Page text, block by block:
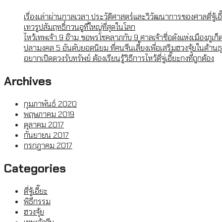
เรื่องเล่าผ่านกาลเวลา ประวัติศาสตร์และวิวัฒนาการของศาลตี่จู้เ
เทวรูปสัมฤทธิ์กวนอูที่ใหญ่ที่สุดในโลก
ไหว้เทพเจ้า 9 อ๊าม ขอพรโชคลาภกับ 9 ศาลเจ้าชื่อดังแห่งเมืองภูเก็ต
ปลามงคล 5 อันดับยอดนิยม ที่คนจีนเลี้ยงเพื่อเสริมฮวงจุ้ยในด้าน
อยากเปิดดวงรับทรัพย์ ต้องเรียนรู้วิธีการไหว้ตี่จู่เอี๊ยะกงที่ถูกต้อง
Archives
กุมภาพันธ์ 2020
พฤษภาคม 2019
ตุลาคม 2017
กันยายน 2017
กรกฎาคม 2017
Categories
ตี่จู้เอี๊ยะ
พิธีกรรม
ฮวงจุ้ย